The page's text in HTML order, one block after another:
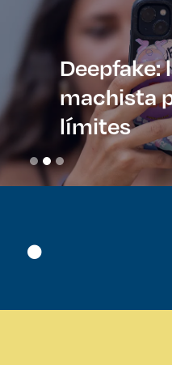
Deepfake:
machista
límites